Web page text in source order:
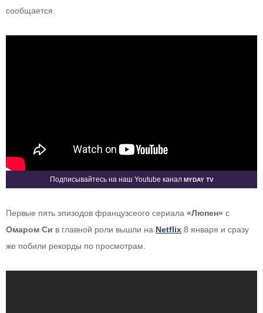
сообщается.
Подписывайтесь на наш Youtube канал Myday TV
Первые пять эпизодов французсеого сериала «Люпен» с
Омаром Си в главной роли вышли на Netflix 8 января и сразу
же побили рекорды по просмотрам.